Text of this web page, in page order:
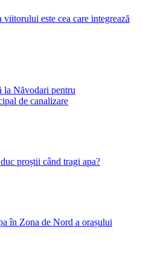
este cea care integrează
Năvodari pentru
de canalizare
proștii când tragi apa?
în Zona de Nord a orașului